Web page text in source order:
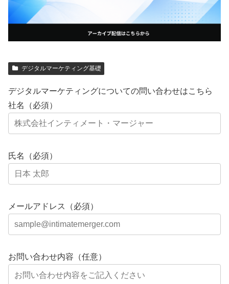
デジタルマーケティング基礎
デジタルマーケティングについての問い合わせはこちら
社名（必須）
氏名（必須）
メールアドレス（必須）
お問い合わせ内容（任意）